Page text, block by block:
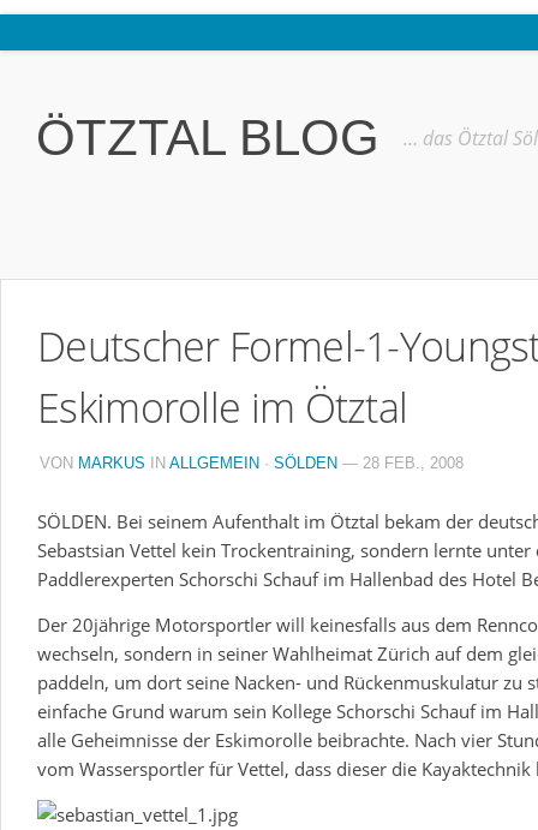
Ötztal
Interviews
Kostenloser Bustransfer ins Gletscherskigebiet von Sölden
Kontakt
Datenschutzerklärung
ÖTZTAL BLOG … das Ötztal
Deutscher Formel-1-
Eskimorolle im Ötztal
VON MARKUS IN ALLGEMEIN · SÖLDEN — 28 FEB., 2008
SÖLDEN. Bei seinem Aufenthalt im Ötztal bekam der
Sebastsian Vettel kein Trockentraining, sondern lernte
Paddlerexperten Schorschi Schauf im Hallenbad des Hotel
Der 20jährige Motorsportler will keinesfalls aus dem
wechseln, sondern in seiner Wahlheimat Zürich auf dem
paddeln, um dort seine Nacken- und Rückenmuskulatur zu
einfache Grund warum sein Kollege Schorschi Schauf im
alle Geheimnisse der Eskimorolle beibrachte. Nach vier
vom Wassersportler für Vettel, dass dieser die Kayaktechnik